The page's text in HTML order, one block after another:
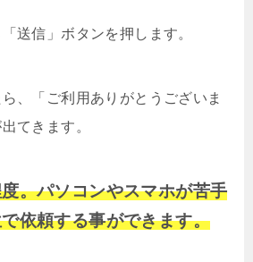
送信」ボタンを押します。
、「ご利用ありがとうございま
てきます。
。パソコンやスマホが苦手
依頼する事ができます。